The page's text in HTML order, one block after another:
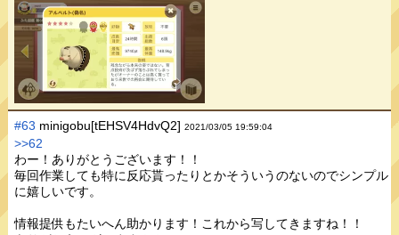
#63 minigobu[tEHSV4HdvQ2]2021/03/05 19:59:04
>>62
わー！ありがとうございます！！
毎回作業しても特に反応貰ったりとかそういうのないのでシンプル
に嬉しいです。
情報提供もたいへん助かります！これから写してきますね！！